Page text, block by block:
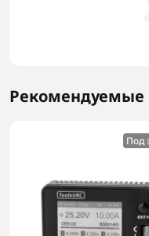
Рекомендуемые
Под